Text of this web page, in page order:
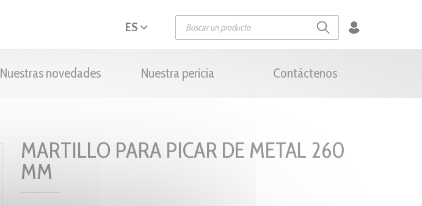
ES
Nuestras novedades Nuestra pericia Contáctenos
MARTILLO PARA PICAR DE METAL 260
MM